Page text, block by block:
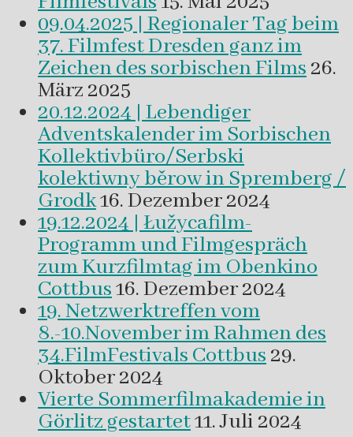
09.04.2025 | Regionaler Tag beim
37. Filmfest Dresden ganz im
Zeichen des sorbischen Films26.
März 2025
20.12.2024 | Lebendiger
Adventskalender im Sorbischen
Kollektivbüro/Serbski
kolektiwny běrow in Spremberg /
Grodk16. Dezember 2024
19.12.2024 | Łužycafilm-
Programm und Filmgespräch
zum Kurzfilmtag im Obenkino
Cottbus16. Dezember 2024
19. Netzwerktreffen vom
8.-10.November im Rahmen des
34.FilmFestivals Cottbus29.
Oktober 2024
Vierte Sommerfilmakademie in
Görlitz gestartet11. Juli 2024